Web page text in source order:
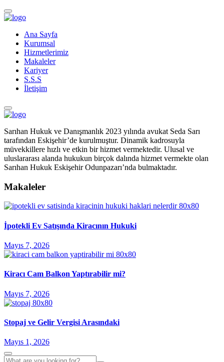
Ana Sayfa
Kurumsal
Hizmetlerimiz
Makaleler
Kariyer
S.S.S
İletişim
Sarıhan Hukuk ve Danışmanlık 2023 yılında avukat Seda Sarı
tarafından Eskişehir’de kurulmuştur. Dinamik kadrosuyla
müvekkillere hızlı ve etkin bir hizmet vermektedir. Ulusal ve
uluslararası alanda hukukun birçok dalında hizmet vermekte olan
Sarıhan Hukuk Eskişehir Odunpazarı’nda bulmaktadır.
Makaleler
İpotekli Ev Satışında Kiracının Hukuki
Mayıs 7, 2026
Kiracı Cam Balkon Yaptırabilir mi?
Mayıs 7, 2026
Stopaj ve Gelir Vergisi Arasındaki
Mayıs 1, 2026